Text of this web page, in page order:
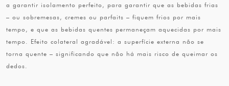
a garantir isolamento perfeito, para garantir que as bebidas frias
– ou sobremesas, cremes ou parfaits – fiquem frios por mais
tempo, e que as bebidas quentes permaneçam aquecidas por mais
tempo. Efeito colateral agradável: a superfície externa não se
torna quente – significando que não há mais risco de queimar os
dedos.